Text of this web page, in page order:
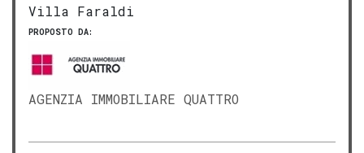
Villa Faraldi
PROPOSTO DA:
AGENZIA IMMOBILIARE QUATTRO